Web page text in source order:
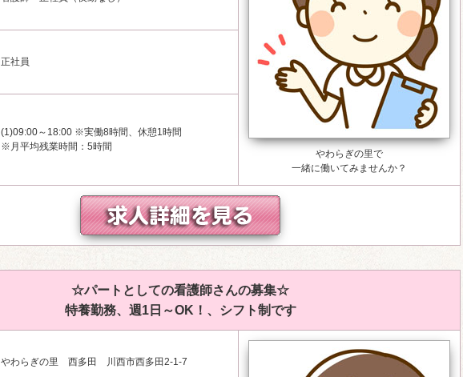
やわらぎの里で
一緒に働いてみませんか？
正社員
(1)09:00～18:00 ※実働8時間、休憩1時間
※月平均残業時間：5時間
☆パートとしての看護師さんの募集☆
特養勤務、週1日～OK！、シフト制です
やわらぎの里 西多田 川西市西多田2-1-7